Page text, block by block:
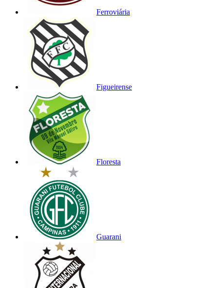
Ferroviária
Figueirense
Floresta
Guarani